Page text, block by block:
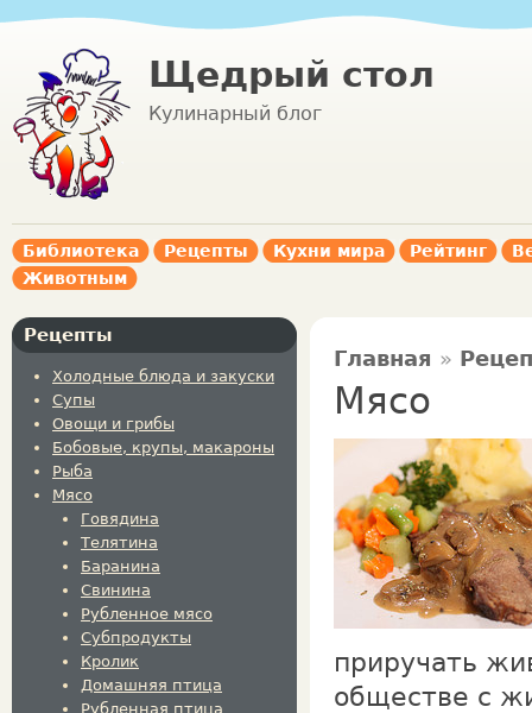
Щедрый стол
Кулинарный блог
Библиотека Рецепты Кухни мира Рейтинг
Животным
Рецепты
Холодные блюда и закуски
Супы
Овощи и грибы
Бобовые, крупы, макароны
Рыба
Мясо
Говядина
Телятина
Баранина
Свинина
Рубленное мясо
Субпродукты
Кролик
Домашняя птица
Рубленная птица
Главная »
Мясо
приручать
обществе с